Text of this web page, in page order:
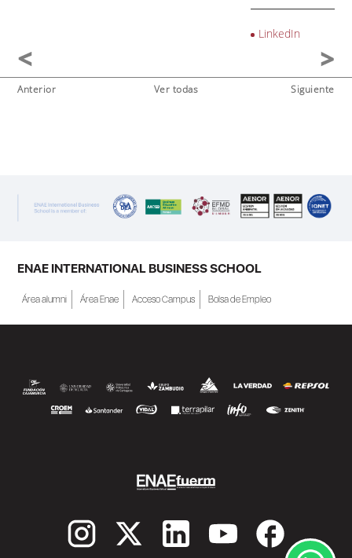
LinkedIn
Anterior Ver todas Siguiente
ENAE INTERNATIONAL BUSINESS SCHOOL
Área alumni Área Enae Acceso Campus Bolsa de Empleo